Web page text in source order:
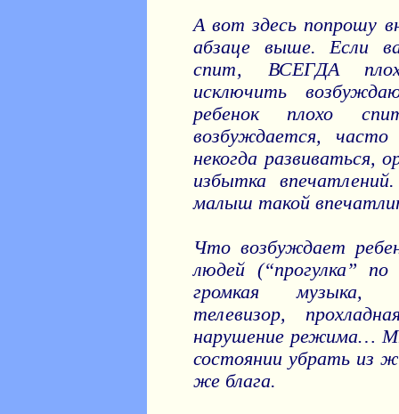
А вот здесь попрошу
абзаце выше. Если
спит, ВСЕГДА
исключить
ребенок плохо
возбуждается,
некогда развиваться,
избытка
малыш такой
Что возбуждает
людей (“прогулка”
громкая музыка,
телевизор,
нарушение режима…
состоянии убрать из
же блага.